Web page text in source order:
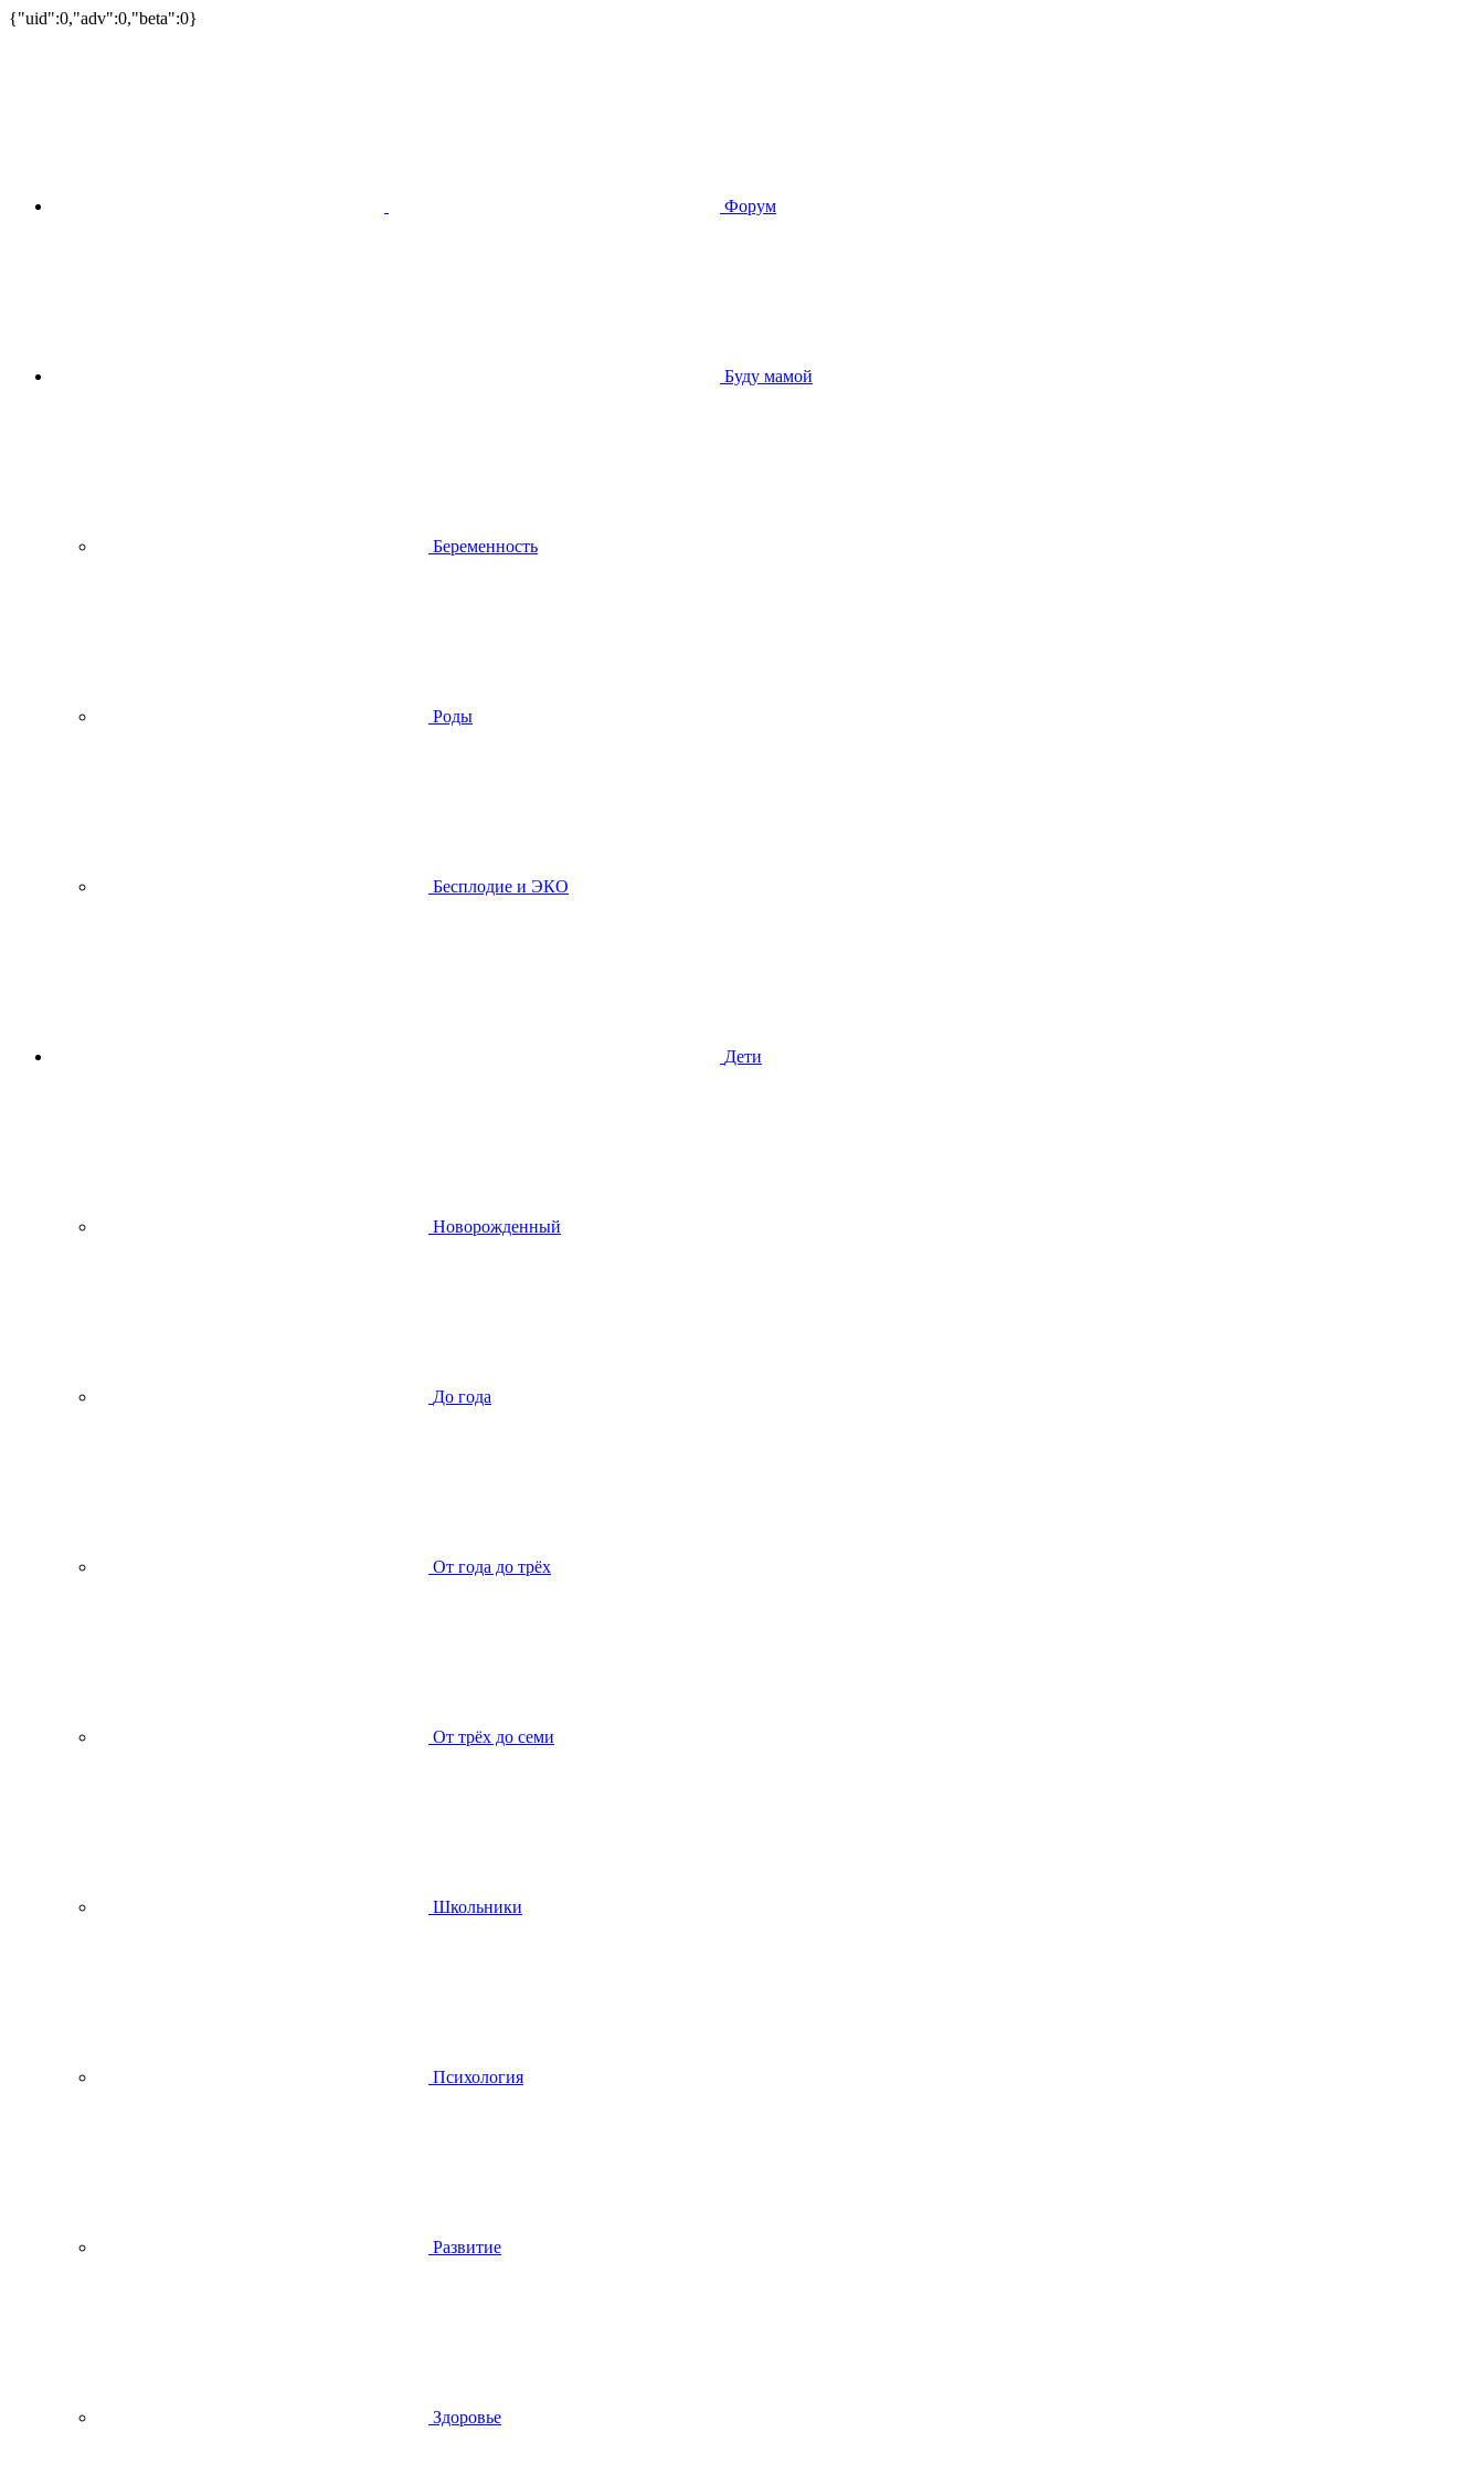
{"uid":0,"adv":0,"beta":0}
Форум
Буду мамой
Беременность
Роды
Бесплодие и ЭКО
Дети
Новорожденный
До года
От года до трёх
От трёх до семи
Школьники
Психология
Развитие
Здоровье